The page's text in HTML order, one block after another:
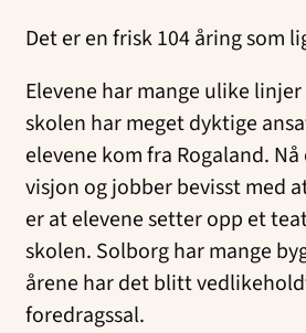
Det er en frisk 104 åring som
Elevene har mange ulike
skolen har meget dyktige
elevene kom fra Rogaland.
visjon og jobber bevisst med
er at elevene setter opp et
skolen. Solborg har mange
årene har det blitt
foredragssal.